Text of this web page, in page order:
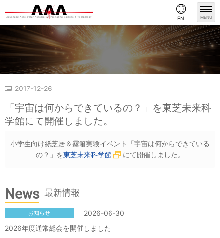
MENU
EN
2017-12-26
「宇宙は何からできているの？」を東芝未来科
学館にて開催しました。
小学生向け紙芝居＆霧箱実験イベント「宇宙は何からできている
の？」を東芝未来科学館 にて開催しました。
News 最新情報
2026-06-30
お知らせ
2026年度通常総会を開催しました